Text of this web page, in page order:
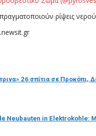
ρίψεις
26 σπίτια σε
Neubauten in Elektrokohle: